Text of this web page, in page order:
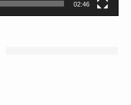
02:46